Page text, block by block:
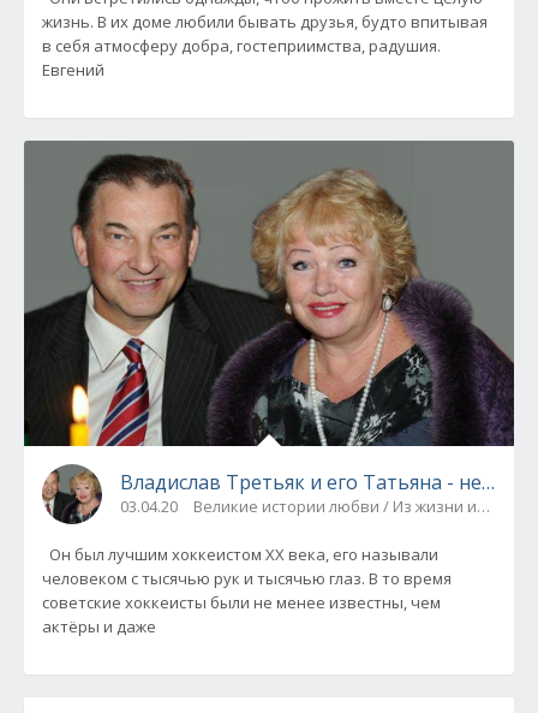
жизнь. В их доме любили бывать друзья, будто впитывая
в себя атмосферу добра, гостеприимства, радушия.
Евгений
Владислав Третьяк и его Татьяна -
03.04.20 Великие истории любви / Из жизни
Он был лучшим хоккеистом ХХ века, его называли
человеком с тысячью рук и тысячью глаз. В то время
советские хоккеисты были не менее известны, чем
актёры и даже